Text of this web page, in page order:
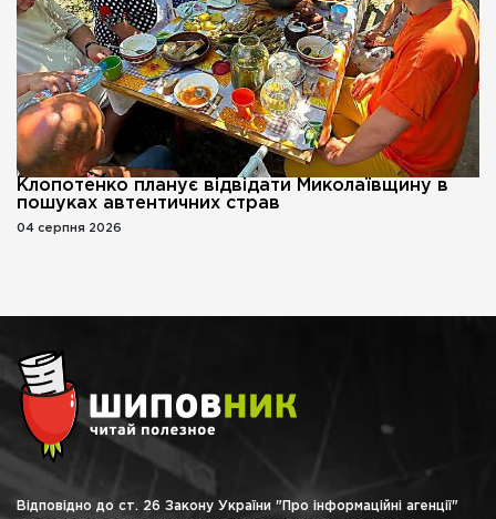
Клопотенко планує відвідати Миколаївщину в
пошуках автентичних страв
04 серпня 2026
Відповідно до ст. 26 Закону України "Про інформаційні агенції"